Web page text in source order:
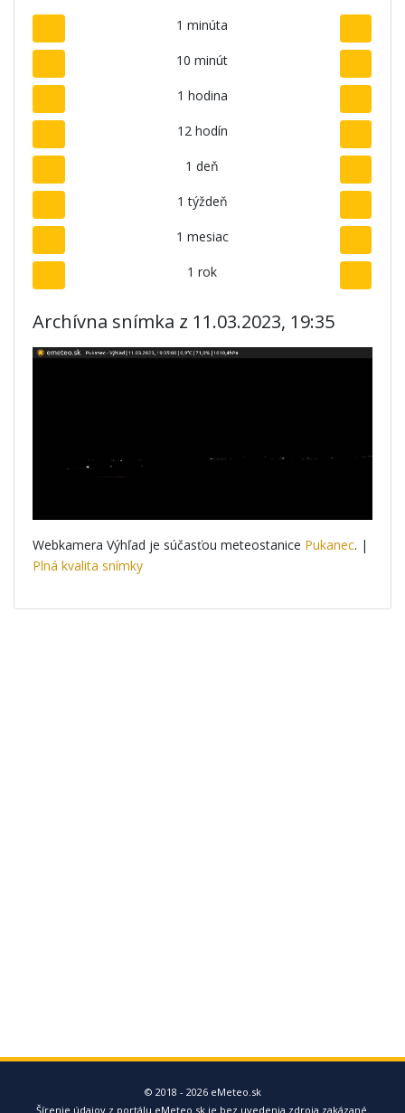
1 minúta
10 minút
1 hodina
12 hodín
1 deň
1 týždeň
1 mesiac
1 rok
Archívna snímka z 11.03.2023, 19:35
Webkamera Výhľad je súčasťou meteostanice Pukanec. |
Plná kvalita snímky
© 2018 - 2026 eMeteo.sk
Šírenie údajov z portálu eMeteo.sk je bez uvedenia zdroja zakázané.